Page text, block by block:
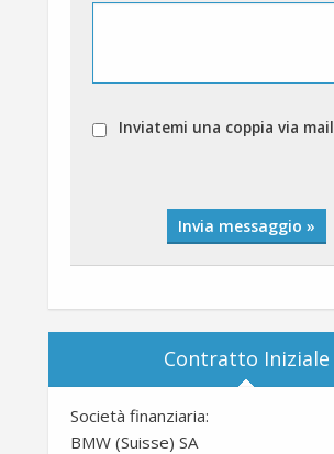
Inviatemi una coppia via mail
Invia messaggio »
Contratto Iniziale
Società finanziaria:
BMW (Suisse) SA